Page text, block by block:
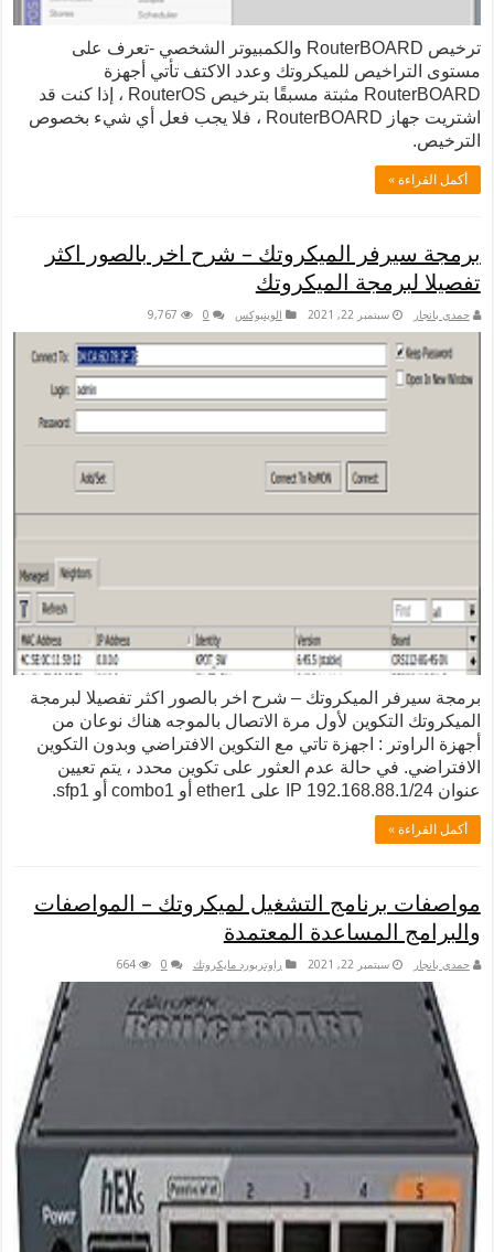
ترخيص RouterBOARD والكمبيوتر الشخصي -تعرف على
للميكروتك وعدد الاكتف تأتي أجهزة
RouterBOARD مثبتة مسبقًا بترخيص RouterOS ، إذا كنت قد
اشتريت جهاز RouterBOARD ، فلا يجب فعل أي شيء بخصوص
الميكروتك – شرح اخر بالصور اكثر
الميكروتك
سبتمبر 22, 2021 الوينبوكس 0
9,767
الميكروتك – شرح اخر بالصور اكثر تفصيلا لبرمجة
لأول مرة الاتصال بالموجه هناك نوعان من
: اجهزة تاتي مع التكوين الافتراضي وبدون التكوين
في حالة عدم العثور على تكوين محدد ، يتم تعيين
التشغيل لميكروتك – المواصفات
المساعدة المعتمدة
سبتمبر 22, 2021 راوتربورد مايكروتك 0
664